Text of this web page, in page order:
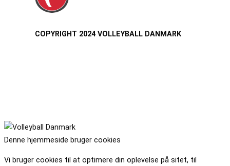
COPYRIGHT 2024 VOLLEYBALL DANMARK
Denne hjemmeside bruger cookies
Vi bruger cookies til at optimere din oplevelse på sitet, til